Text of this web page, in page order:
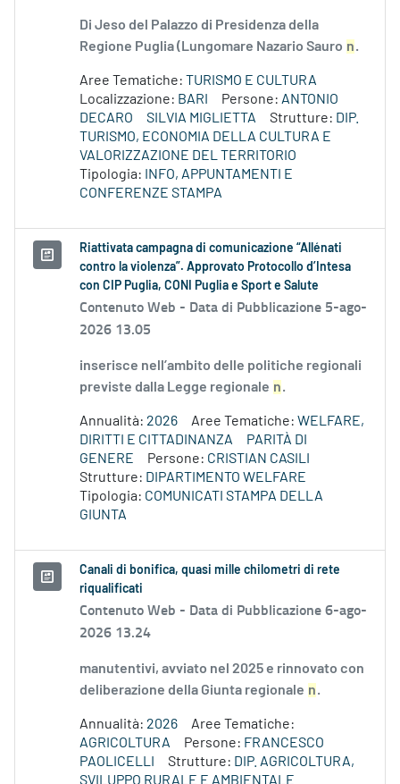
Di Jeso del Palazzo di Presidenza della
Regione Puglia (Lungomare Nazario Sauro n.
Aree Tematiche: TURISMO E CULTURA
Localizzazione: BARI Persone: ANTONIO
DECARO
SILVIA MIGLIETTA Strutture: DIP.
TURISMO, ECONOMIA DELLA CULTURA E
VALORIZZAZIONE DEL TERRITORIO
Tipologia:
INFO, APPUNTAMENTI E
CONFERENZE STAMPA
Riattivata campagna di comunicazione “Allénati
contro la violenza”. Approvato Protocollo d’Intesa
con CIP Puglia, CONI Puglia e Sport e Salute
Contenuto Web - Data di Pubblicazione 5-ago-
2026 13.05
inserisce nell’ambito delle politiche regionali
previste dalla Legge regionale n.
Annualità: 2026 Aree Tematiche: WELFARE,
DIRITTI E CITTADINANZA
PARITÀ DI
GENERE
Persone: CRISTIAN CASILI
Strutture: DIPARTIMENTO WELFARE
Tipologia: COMUNICATI STAMPA DELLA
GIUNTA
Canali di bonifica, quasi mille chilometri di rete
riqualificati
Contenuto Web - Data di Pubblicazione 6-ago-
2026 13.24
manutentivi, avviato nel 2025 e rinnovato con
deliberazione della Giunta regionale n.
Annualità: 2026
Aree Tematiche:
AGRICOLTURA
Persone: FRANCESCO
PAOLICELLI
Strutture: DIP. AGRICOLTURA,
SVILUPPO RURALE E AMBIENTALE